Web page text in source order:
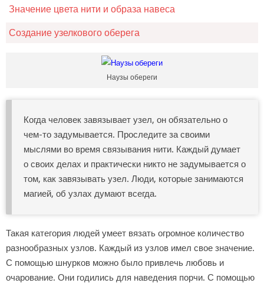
Значение цвета нити и образа навеса
Создание узелкового оберега
Наузы обереги
Когда человек завязывает узел, он обязательно о
чем-то задумывается. Проследите за своими
мыслями во время связывания нити. Каждый думает
о своих делах и практически никто не задумывается о
том, как завязывать узел. Люди, которые занимаются
магией, об узлах думают всегда.
Такая категория людей умеет вязать огромное количество
разнообразных узлов. Каждый из узлов имел свое значение.
С помощью шнурков можно было привлечь любовь и
очарование. Они годились для наведения порчи. С помощью